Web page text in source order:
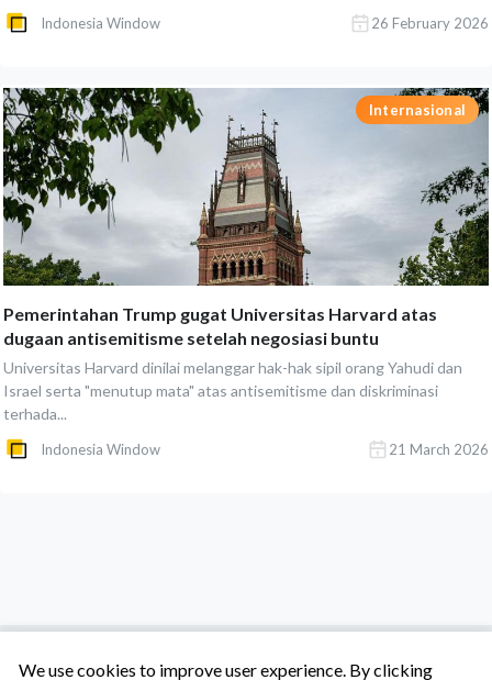
Indonesia Window 26 February 2026
Internasional
Pemerintahan Trump gugat Universitas Harvard atas
dugaan antisemitisme setelah negosiasi buntu
Universitas Harvard dinilai melanggar hak-hak sipil orang Yahudi dan
Israel serta "menutup mata" atas antisemitisme dan diskriminasi
terhada...
Indonesia Window 21 March 2026
We use cookies to improve user experience. By clicking